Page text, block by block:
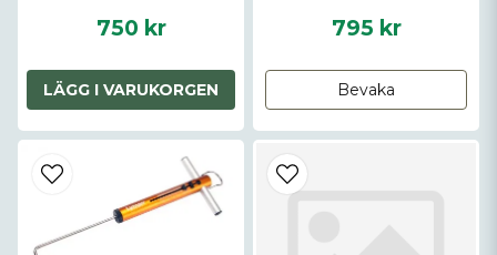
750 kr
LÄGG I VARUKORGEN
795 kr
Bevaka